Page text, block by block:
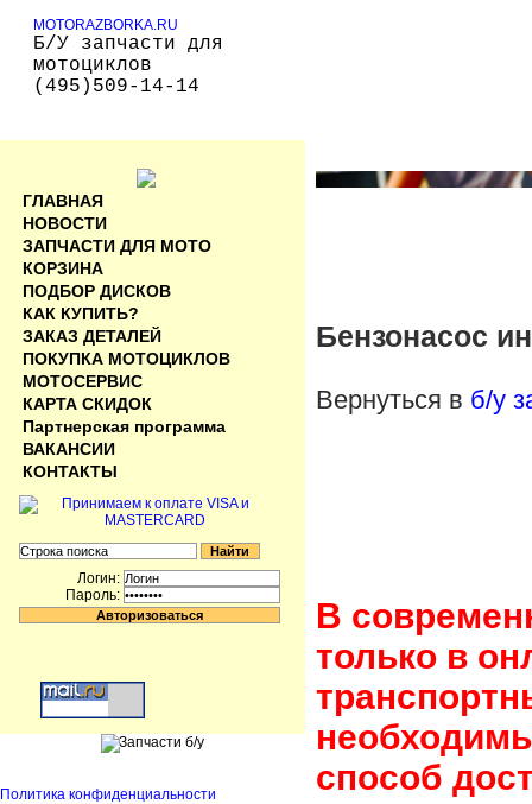
MOTORAZBORKA.RU
Б/У запчасти для
мотоциклов
(495)509-14-14
Бензонасос
Вернуться в б/у
В
только в
способ
ГЛАВНАЯ
НОВОСТИ
ЗАПЧАСТИ ДЛЯ МОТО
КОРЗИНА
ПОДБОР ДИСКОВ
КАК КУПИТЬ?
ЗАКАЗ ДЕТАЛЕЙ
ПОКУПКА МОТОЦИКЛОВ
МОТОСЕРВИС
КАРТА СКИДОК
Партнерская программа
ВАКАНСИИ
КОНТАКТЫ
Логин:
Пароль:
Политика конфиденциальности